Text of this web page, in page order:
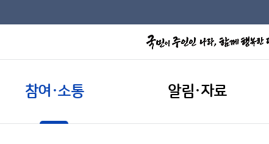
참여·소통 알림·자료